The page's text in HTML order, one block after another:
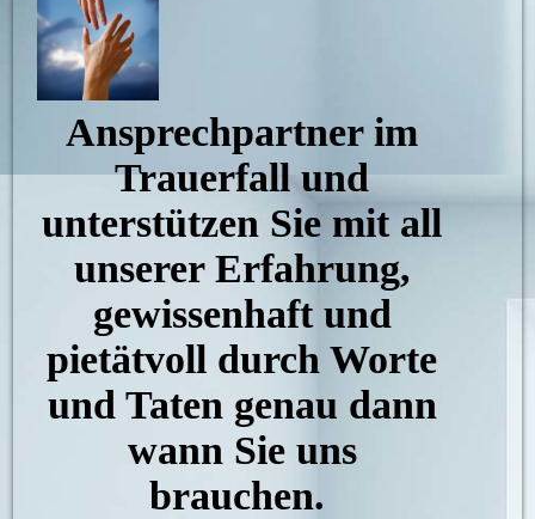
Ansprechpartner im
Trauerfall und
unterstützen Sie mit all
unserer Erfahrung,
gewissenhaft und
pietätvoll durch Worte
und Taten genau dann
wann Sie uns
brauchen.